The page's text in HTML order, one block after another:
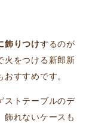
飾りつけするのが
火をつける新郎新
すすめです。
ストテーブルのデ
飾れないケースも